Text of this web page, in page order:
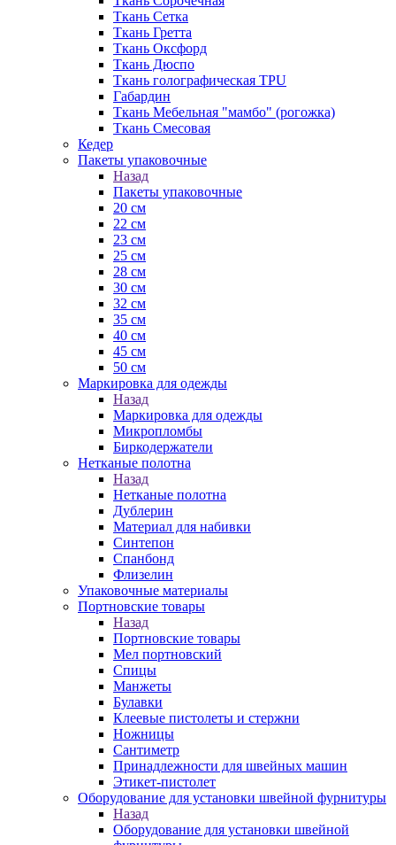
Ткань Сетка
Ткань Гретта
Ткань Оксфорд
Ткань Дюспо
Ткань голографическая TPU
Габардин
Ткань Мебельная "мамбо" (рогожка)
Ткань Смесовая
Кедер
Пакеты упаковочные
Назад
Пакеты упаковочные
20 см
22 см
23 см
25 см
28 см
30 см
32 см
35 см
40 см
45 см
50 см
Маркировка для одежды
Назад
Маркировка для одежды
Микропломбы
Биркодержатели
Нетканые полотна
Назад
Нетканые полотна
Дублерин
Материал для набивки
Синтепон
Спанбонд
Флизелин
Упаковочные материалы
Портновские товары
Назад
Портновские товары
Мел портновский
Спицы
Манжеты
Булавки
Клеевые пистолеты и стержни
Ножницы
Сантиметр
Принадлежности для швейных машин
Этикет-пистолет
Оборудование для установки швейной фурнитуры
Назад
Оборудование для установки швейной